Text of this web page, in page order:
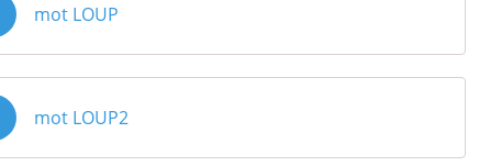
mot LOUP
mot LOUP2